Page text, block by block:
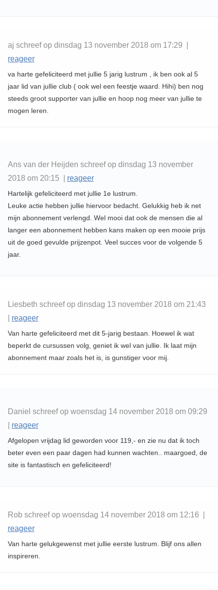
aj schreef op dinsdag 13 november 2018 om 17:29 |
reageer
va harte gefeliciteerd met jullie 5 jarig lustrum , ik ben ook al 5
jaar lid van jullie club ( ook wel een feestje waard. Hihi) ben nog
steeds groot supporter van jullie en hoop nog meer van jullie te
mogen leren.
Ans van der Heijden schreef op dinsdag 13 november
2018 om 20:15 | reageer
Hartelijk gefeliciteerd met jullie 1e lustrum.
Leuke actie hebben jullie hiervoor bedacht. Gelukkig heb ik net
mijn abonnement verlengd. Wel mooi dat ook de mensen die al
langer een abonnement hebben kans maken op een mooie prijs
uit de goed gevulde prijzenpot. Veel succes voor de volgende 5
jaar.
Liesbeth schreef op dinsdag 13 november 2018 om 21:43
reageer
Van harte gefeliciteerd met dit 5-jarig bestaan. Hoewel ik wat
beperkt de cursussen volg, geniet ik wel van jullie. Ik laat mijn
abonnement maar zoals het is, is gunstiger voor mij.
Daniel schreef op woensdag 14 november 2018 om 09:29
reageer
Afgelopen vrijdag lid geworden voor 119,- en zie nu dat ik toch
beter even een paar dagen had kunnen wachten.. maargoed, de
site is fantastisch en gefeliciteerd!
Rob schreef op woensdag 14 november 2018 om 12:16 |
reageer
Van harte gelukgewenst met jullie eerste lustrum. Blijf ons allen
inspireren.